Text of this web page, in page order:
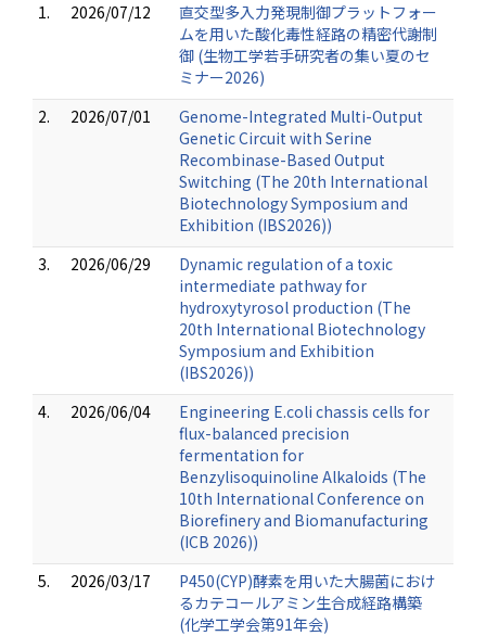
1.
2026/07/12
直交型多⼊⼒発現制御プラットフォー
ムを⽤いた酸化毒性経路の精密代謝制
御 (生物工学若手研究者の集い夏のセ
ミナー2026)
2.
2026/07/01
Genome-Integrated Multi-Output
Genetic Circuit with Serine
Recombinase-Based Output
Switching (The 20th International
Biotechnology Symposium and
Exhibition (IBS2026))
3.
2026/06/29
Dynamic regulation of a toxic
intermediate pathway for
hydroxytyrosol production (The
20th International Biotechnology
Symposium and Exhibition
(IBS2026))
4.
2026/06/04
Engineering E.coli chassis cells for
flux-balanced precision
fermentation for
Benzylisoquinoline Alkaloids (The
10th International Conference on
Biorefinery and Biomanufacturing
(ICB 2026))
5.
2026/03/17
P450(CYP)酵素を用いた大腸菌におけ
るカテコールアミン生合成経路構築
(化学工学会第91年会)